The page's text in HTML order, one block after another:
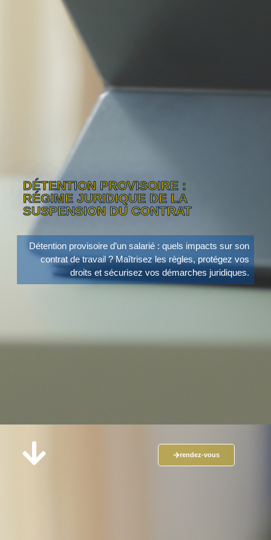
DÉTENTION PROVISOIRE :
RÉGIME JURIDIQUE DE LA
SUSPENSION DU CONTRAT
Détention provisoire d’un salarié : quels impacts sur son
contrat de travail ? Maîtrisez les règles, protégez vos
droits et sécurisez vos démarches juridiques.
rendez-vous